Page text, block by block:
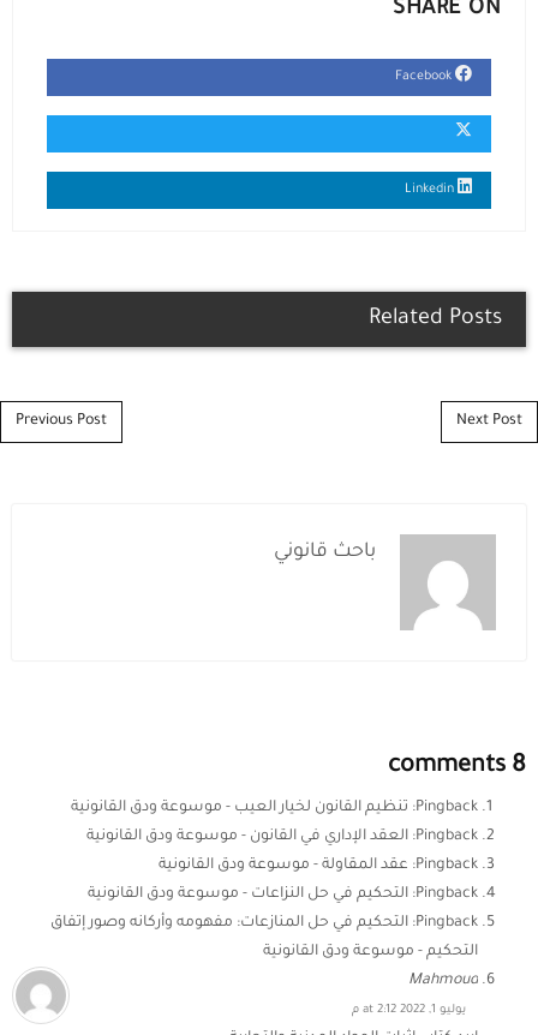
SHARE ON
Related Posts
Post navigation
Previous Post Next Post
باحث قانوني
8 comments
Pingback: تنظيم القانون لخيار العيب - موسوعة ودق القانونية
Pingback: العقد الإداري في القانون - موسوعة ودق القانونية
Pingback: عقد المقاولة - موسوعة ودق القانونية
Pingback: التحكيم في حل النزاعات - موسوعة ودق القانونية
Pingback: التحكيم في حل المنازعات: مفهومه وأركانه وصور إتفاق
التحكيم - موسوعة ودق القانونية
Mahmoud
يوليو 1, 2022 at 2:12 م